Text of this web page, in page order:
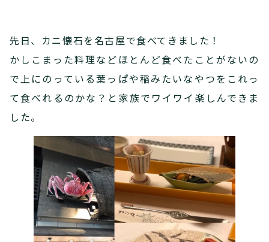
先日、カニ懐石を名古屋で食べてきました！
かしこまった料理などほとんど食べたことがないの
で上にのっている葉っぱや稲みたいなやつをこれっ
て食べれるのかな？と家族でワイワイ楽しんできま
した。